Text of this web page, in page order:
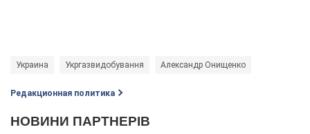
Украина Укргазвидобування Александр Онищенко
Редакционная политика